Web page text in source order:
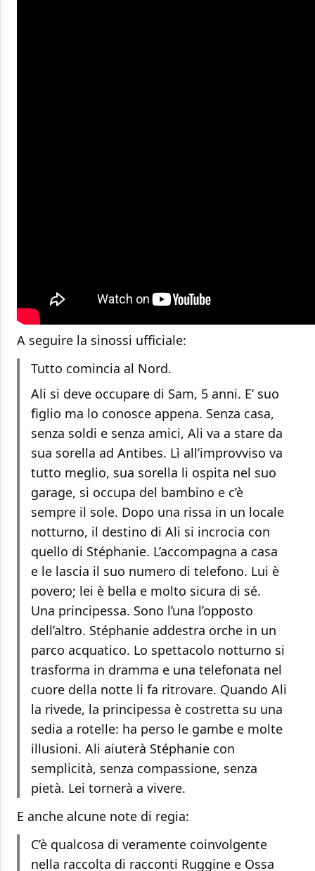
A seguire la sinossi ufficiale:
Tutto comincia al Nord.
Ali si deve occupare di Sam, 5 anni. E’ suo
figlio ma lo conosce appena. Senza casa,
senza soldi e senza amici, Ali va a stare da
sua sorella ad Antibes. Lì all’improvviso va
tutto meglio, sua sorella li ospita nel suo
garage, si occupa del bambino e c’è
sempre il sole. Dopo una rissa in un locale
notturno, il destino di Ali si incrocia con
quello di Stéphanie. L’accompagna a casa
e le lascia il suo numero di telefono. Lui è
povero; lei è bella e molto sicura di sé.
Una principessa. Sono l’una l’opposto
dell’altro. Stéphanie addestra orche in un
parco acquatico. Lo spettacolo notturno si
trasforma in dramma e una telefonata nel
cuore della notte li fa ritrovare. Quando Ali
la rivede, la principessa è costretta su una
sedia a rotelle: ha perso le gambe e molte
illusioni. Ali aiuterà Stéphanie con
semplicità, senza compassione, senza
pietà. Lei tornerà a vivere.
E anche alcune note di regia:
C’è qualcosa di veramente coinvolgente
nella raccolta di racconti Ruggine e Ossa